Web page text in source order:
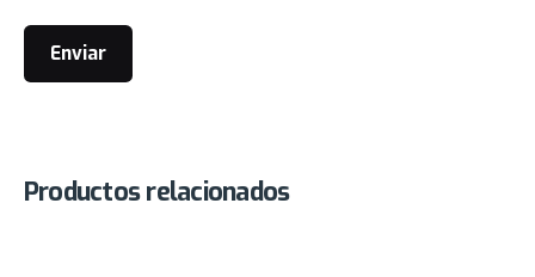
Productos relacionados